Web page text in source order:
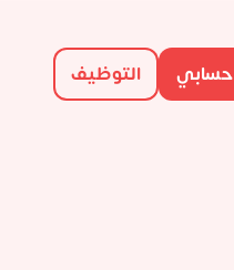
حسابي التوظيف